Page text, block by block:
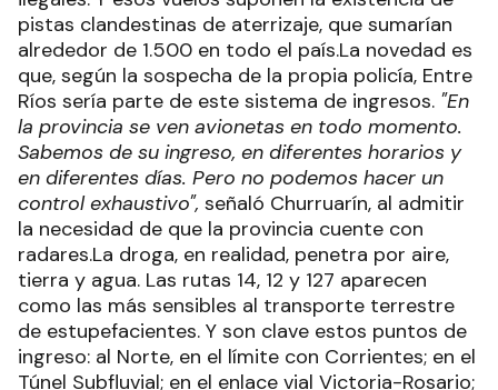
pistas clandestinas de aterrizaje, que sumarían
alrededor de 1.500 en todo el país.La novedad es
que, según la sospecha de la propia policía, Entre
Ríos sería parte de este sistema de ingresos. "En
la provincia se ven avionetas en todo momento.
Sabemos de su ingreso, en diferentes horarios y
en diferentes días. Pero no podemos hacer un
control exhaustivo", señaló Churruarín, al admitir
la necesidad de que la provincia cuente con
radares.La droga, en realidad, penetra por aire,
tierra y agua. Las rutas 14, 12 y 127 aparecen
como las más sensibles al transporte terrestre
de estupefacientes. Y son clave estos puntos de
ingreso: al Norte, en el límite con Corrientes; en el
Túnel Subfluvial; en el enlace vial Victoria-Rosario;